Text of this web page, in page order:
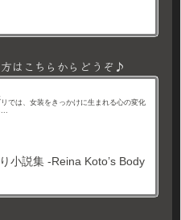
はこちらからどうぞ♪
リでは、女装をきっかけに生まれる心の変化
小説集 -Reina Koto’s Body